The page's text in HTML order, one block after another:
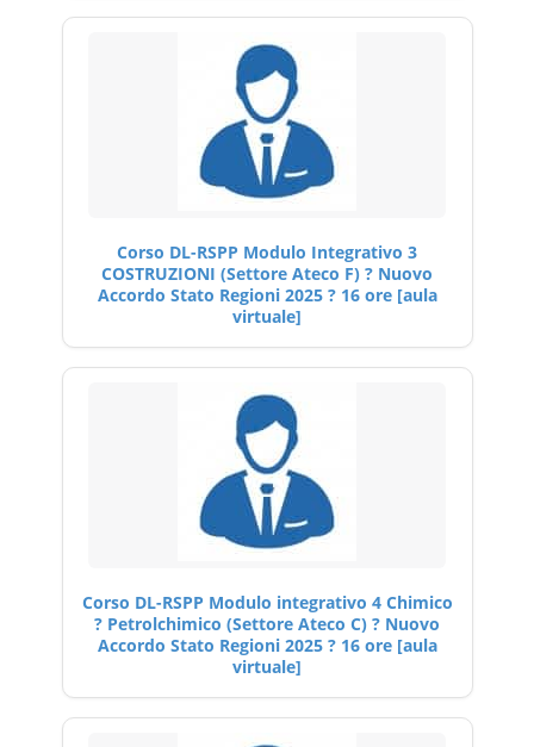
Corso DL-RSPP Modulo Integrativo 3
COSTRUZIONI (Settore Ateco F) ? Nuovo
Accordo Stato Regioni 2025 ? 16 ore [aula
virtuale]
Corso DL-RSPP Modulo integrativo 4 Chimico
? Petrolchimico (Settore Ateco C) ? Nuovo
Accordo Stato Regioni 2025 ? 16 ore [aula
virtuale]